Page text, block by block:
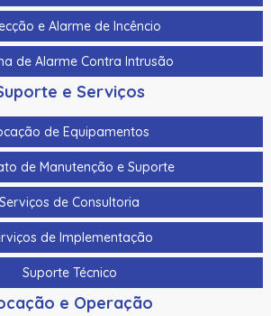
e Alarme de Incêncio
de Alarme Contra Intrusão
e Serviços
de Equipamentos
de Manutenção e Suporte
Serviços de Consultoria
de Implementação
Suporte Técnico
e Operação